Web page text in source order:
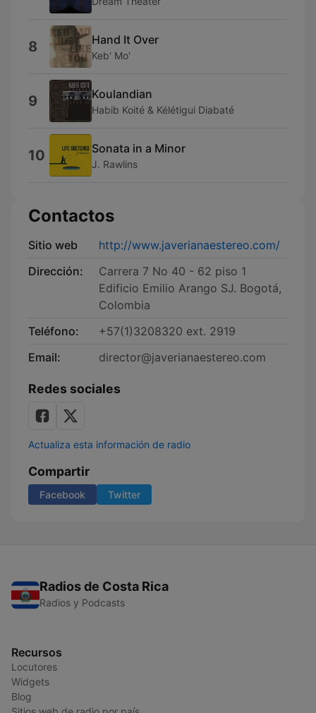
8 Hand It Over
Keb' Mo'
9 Koulandian
Habib Koité & Kélétigui Diabaté
10 Sonata in a Minor
J. Rawlins
Contactos
Sitio web
http://www.javerianaestereo.com/
Dirección:
Carrera 7 No 40 - 62 piso 1
Edificio Emilio Arango SJ. Bogotá,
Colombia
Teléfono:
+57(1)3208320 ext. 2919
Email:
director@javerianaestereo.com
Redes sociales
Actualiza esta información de radio
Compartir
Facebook Twitter
Radios de Costa Rica
Radios y Podcasts
Recursos
Locutores
Widgets
Blog